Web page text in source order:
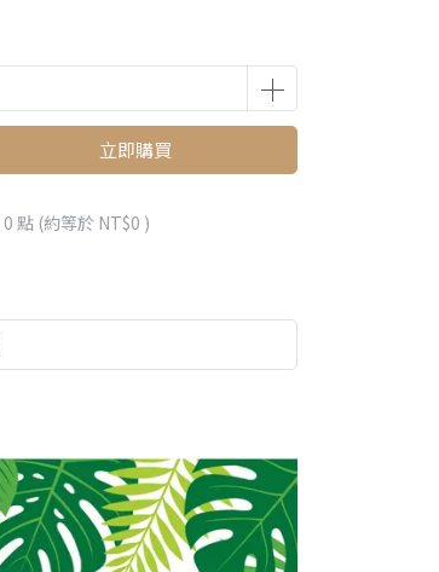
立即購買
0 點 (約等於 NT$0 )